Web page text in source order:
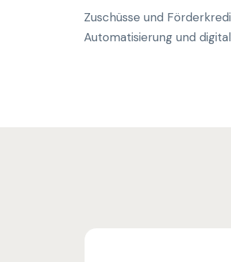
Zuschüsse und
Automatisierung und